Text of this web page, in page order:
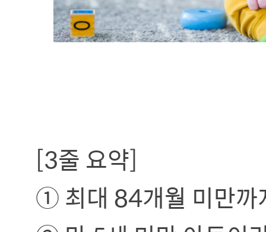
[3줄 요약]
① 최대 84개월 미만까